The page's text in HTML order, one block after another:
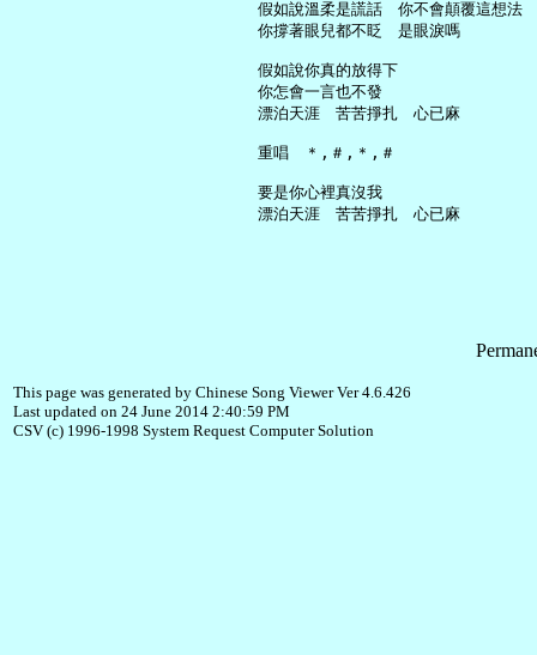
     假如說溫柔是謊話　你不會顛覆這想法
     你撐著眼兒都不眨　是眼淚嗎
     假如說你真的放得下
     你怎會一言也不發
     漂泊天涯　苦苦掙扎　心已麻
     重唱　＊,＃,＊,＃
     要是你心裡真沒我
This page was generated by Chinese Song Viewer Ver 4.6.426
Last updated on 24 June 2014 2:40:59 PM
CSV (c) 1996-1998 System Request Computer Solution